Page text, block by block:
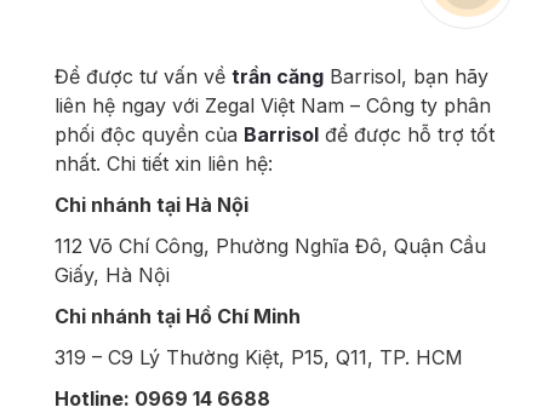
Để được tư vấn về trần căng Barrisol, bạn hãy
liên hệ ngay với Zegal Việt Nam – Công ty phân
phối độc quyền của Barrisol để được hỗ trợ tốt
nhất. Chi tiết xin liên hệ:
Chi nhánh tại Hà Nội
112 Võ Chí Công, Phường Nghĩa Đô, Quận Cầu
Giấy, Hà Nội
Chi nhánh tại Hồ Chí Minh
319 – C9 Lý Thường Kiệt, P15, Q11, TP. HCM
Hotline: 0969 14 6688